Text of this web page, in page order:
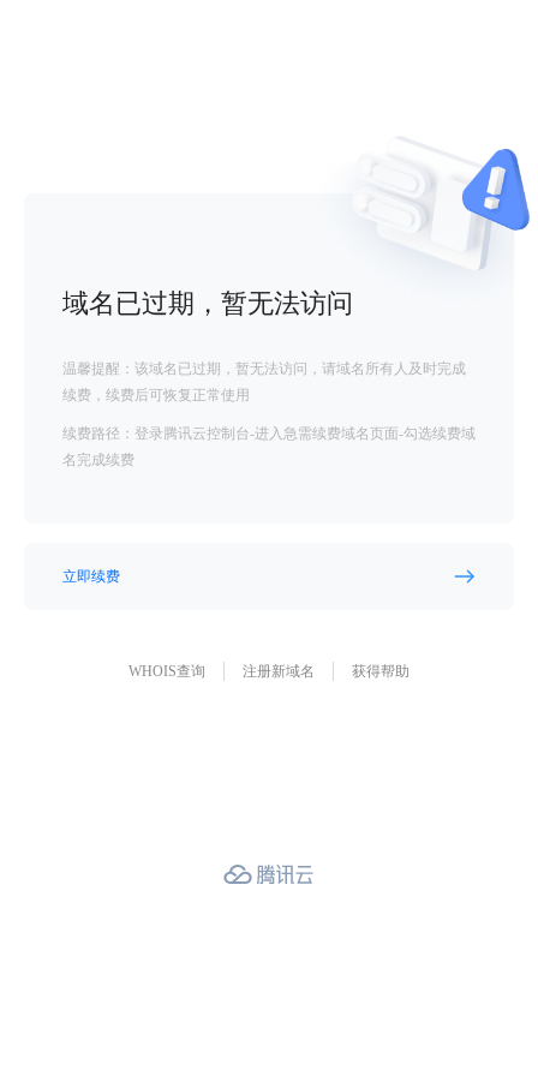
域名已过期，暂无法访问
温馨提醒：该域名已过期，暂无法访问，请域名所有人及时完成
续费，续费后可恢复正常使用
续费路径：登录腾讯云控制台-进入急需续费域名页面-勾选续费域
名完成续费
立即续费
WHOIS查询 注册新域名 获得帮助